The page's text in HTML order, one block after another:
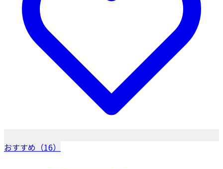
おすすめ（16）